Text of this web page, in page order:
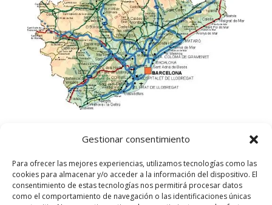
Gestionar consentimiento
Para ofrecer las mejores experiencias, utilizamos tecnologías como las
cookies para almacenar y/o acceder a la información del dispositivo. El
consentimiento de estas tecnologías nos permitirá procesar datos
como el comportamiento de navegación o las identificaciones únicas